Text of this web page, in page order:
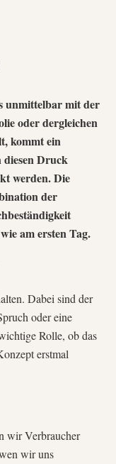
unmittelbar mit der
oder dergleichen
kommt ein
Druck
werden. Die
der
am ersten Tag.
Dabei sind der
oder eine
Rolle, ob das
erstmal
wir Verbraucher
wir uns